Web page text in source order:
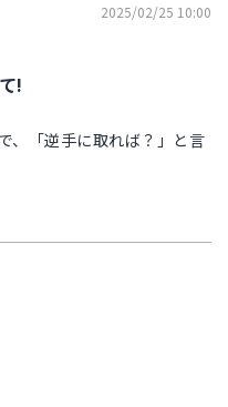
2025/02/25 10:00
!
、「逆手に取れば？」と言